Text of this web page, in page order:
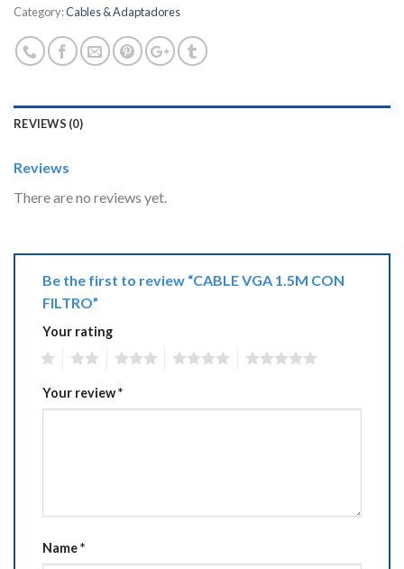
Category:Cables & Adaptadores
REVIEWS (0)
Reviews
There are no reviews yet.
Be the first to review “CABLE VGA 1.5M CON
FILTRO”
Your rating
Your review*
Name*